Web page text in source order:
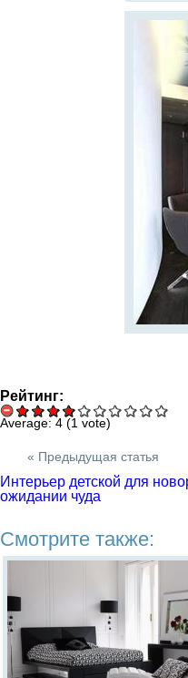
Рейтинг:
Average: 4 (1 vote)
« Предыдущая статья
Интерьер детской для
ожидании чуда
Смотрите также: